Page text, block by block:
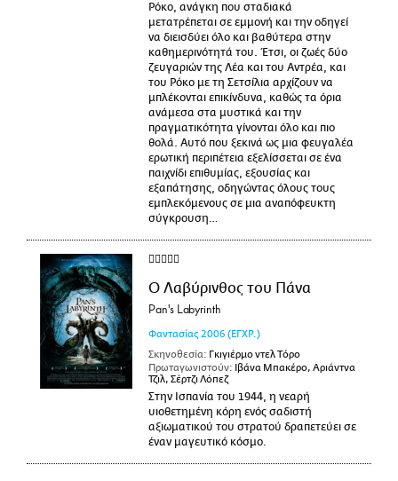
Ρόκο, ανάγκη που σταδιακά
μετατρέπεται σε εμμονή και την οδηγεί
να διεισδύει όλο και βαθύτερα στην
καθημερινότητά του. Έτσι, οι ζωές δύο
ζευγαριών της Λέα και του Αντρέα, και
του Ρόκο με τη Σετσίλια αρχίζουν να
μπλέκονται επικίνδυνα, καθώς τα όρια
ανάμεσα στα μυστικά και την
πραγματικότητα γίνονται όλο και πιο
θολά. Αυτό που ξεκινά ως μια φευγαλέα
ερωτική περιπέτεια εξελίσσεται σε ένα
παιχνίδι επιθυμίας, εξουσίας και
εξαπάτησης, οδηγώντας όλους τους
εμπλεκόμενους σε μια αναπόφευκτη
σύγκρουση…
Ο Λαβύρινθος του Πάνα
Pan's Labyrinth
Φαντασίας 2006 (ΕΓΧΡ.)
Σκηνοθεσία: Γκιγιέρμο ντελ Τόρο
Πρωταγωνιστούν: Ιβάνα Μπακέρο, Αριάντνα
Τζιλ, Σέρτζι Λόπεζ
Στην Ισπανία του 1944, η νεαρή
υιοθετημένη κόρη ενός σαδιστή
αξιωματικού του στρατού δραπετεύει σε
έναν μαγευτικό κόσμο.